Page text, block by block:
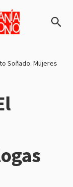
Soñado. Mujeres